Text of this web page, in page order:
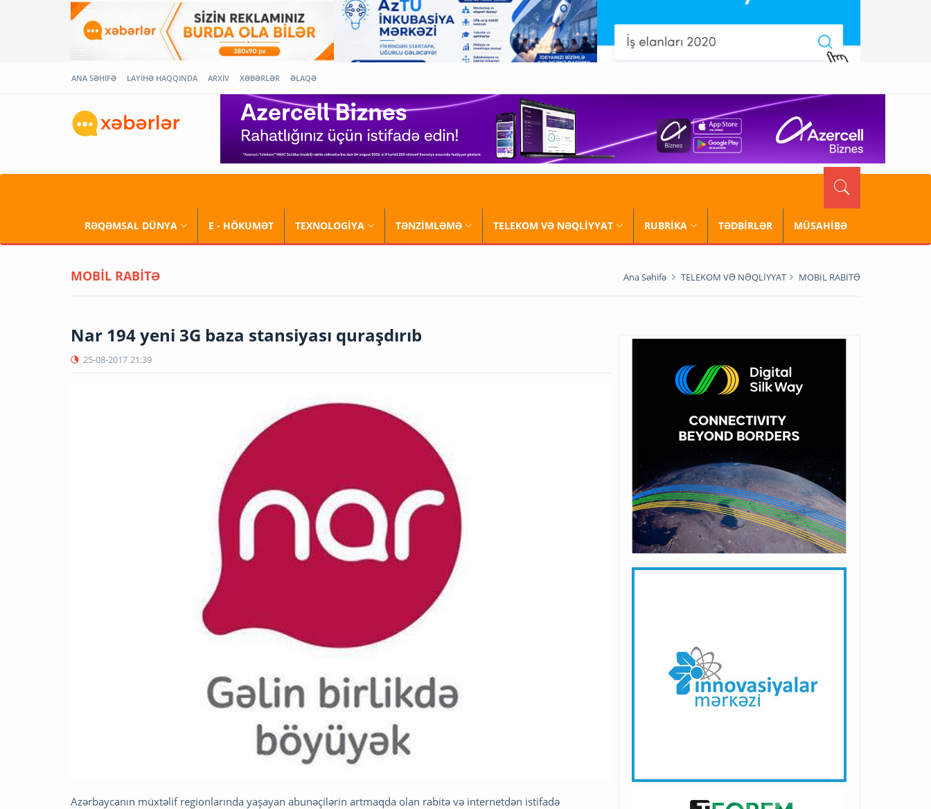
ANA SƏHİFƏ LAYİHƏ HAQQINDA ARXİV XƏBƏRLƏR ƏLAQƏ
RƏQƏMSAL DÜNYA E - HÖKUMƏT TEXNOLOGİYA TƏNZİMLƏMƏ TELEKOM VƏ NƏQLİYYAT RUBRİKA TƏDBİRLƏR MÜSAHİBƏ
MOBİL RABİTƏ Ana Səhifə TELEKOM VƏ NƏQLİYYAT MOBİL RABİTƏ
Nar 194 yeni 3G baza stansiyası quraşdırıb
25-08-2017 21:39
Azərbaycanın müxtəlif regionlarında yaşayan abunəçilərin artmaqda olan rabitə və internetdən istifadə